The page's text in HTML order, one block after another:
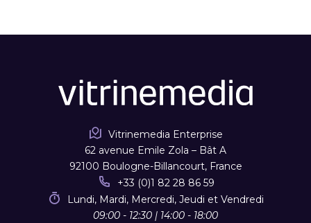
Vitrinemedia Enterprise
62 avenue Emile Zola – Bât A
92100 Boulogne-Billancourt, France
+33 (0)1 82 28 86 59
Lundi, Mardi, Mercredi, Jeudi et Vendredi
09:00 - 12:30 | 14:00 - 18:00